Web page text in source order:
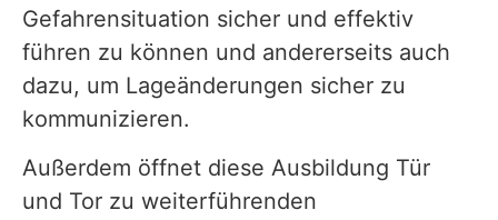
Gefahrensituation sicher und effektiv
führen zu können und andererseits auch
dazu, um Lageänderungen sicher zu
kommunizieren.
Außerdem öffnet diese Ausbildung Tür
und Tor zu weiterführenden